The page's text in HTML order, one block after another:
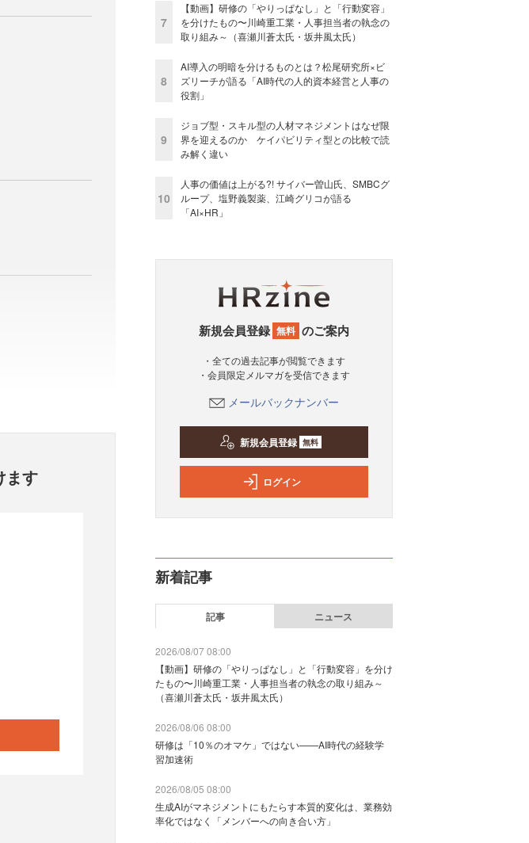
ます
7
【動画】研修の「やりっぱなし」と「行動変容」
を分けたもの〜川崎重工業・人事担当者の執念の
取り組み～（喜瀬川蒼太氏・坂井風太氏）
8
AI導入の明暗を分けるものとは？松尾研究所×ビ
ズリーチが語る「AI時代の人的資本経営と人事の
役割」
9
ジョブ型・スキル型の人材マネジメントはなぜ限
界を迎えるのか ケイパビリティ型との比較で読
み解く違い
10
人事の価値は上がる?! サイバー曽山氏、SMBCグ
ループ、塩野義製薬、江崎グリコが語る
「AI×HR」
新規会員登録 無料 のご案内
・全ての過去記事が閲覧できます
・会員限定メルマガを受信できます
メールバックナンバー
新規会員登録 無料
ログイン
新着記事
記事 ニュース
2026/08/07 08:00
【動画】研修の「やりっぱなし」と「行動変容」を分け
たもの〜川崎重工業・人事担当者の執念の取り組み～
（喜瀬川蒼太氏・坂井風太氏）
2026/08/06 08:00
研修は「10％のオマケ」ではない——AI時代の経験学
習加速術
2026/08/05 08:00
生成AIがマネジメントにもたらす本質的変化は、業務効
率化ではなく「メンバーへの向き合い方」